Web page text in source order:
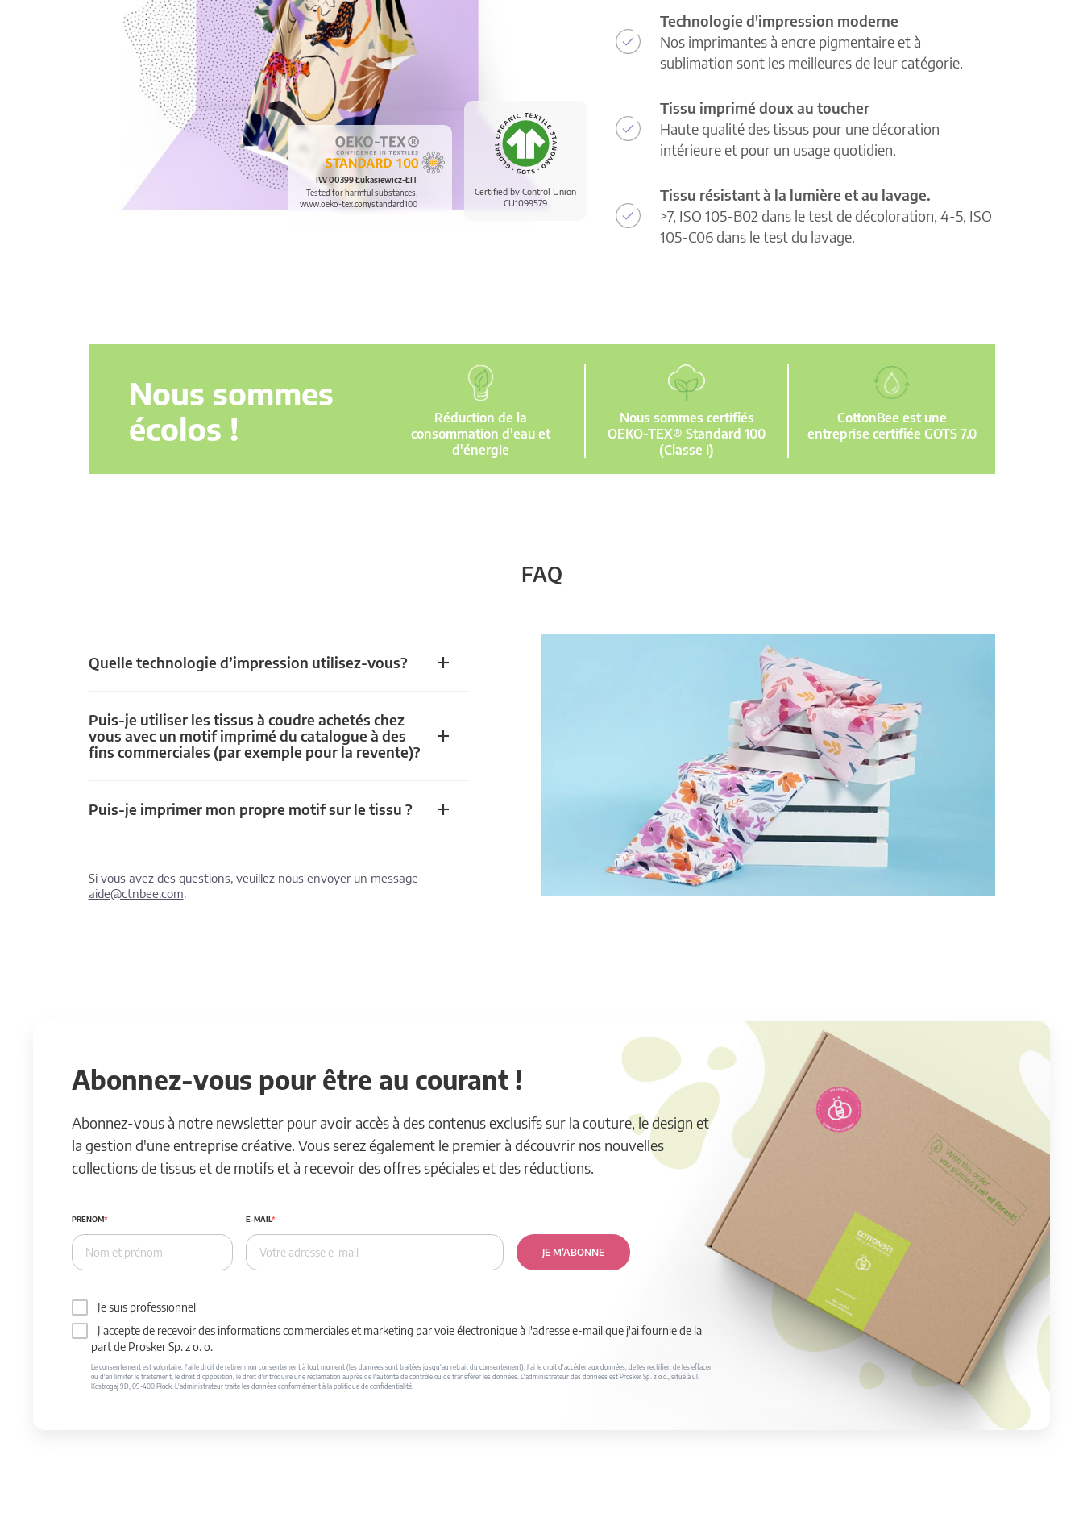
Certified by Control Union
CU1099579
IW 00399 Łukasiewicz-ŁIT
Tested for harmful substances.
www.oeko-tex.com/standard100
Technologie d'impression moderne
Nos imprimantes à encre pigmentaire et à
sublimation sont les meilleures de leur catégorie.
Tissu imprimé doux au toucher
Haute qualité des tissus pour une décoration
intérieure et pour un usage quotidien.
Tissu résistant à la lumière et au lavage.
>7, ISO 105-B02 dans le test de décoloration, 4-5, ISO
105-C06 dans le test du lavage.
Nous sommes
écolos !
Réduction de la
consommation d'eau et
d'énergie
Nous sommes certifiés
OEKO-TEX® Standard 100
(Classe I)
CottonBee est une
entreprise certifiée GOTS 7.0
FAQ
Quelle technologie d’impression utilisez-vous?
Puis-je utiliser les tissus à coudre achetés chez
vous avec un motif imprimé du catalogue à des
fins commerciales (par exemple pour la revente)?
Puis-je imprimer mon propre motif sur le tissu ?
Si vous avez des questions, veuillez nous envoyer un message
aide@ctnbee.com.
Abonnez-vous pour être au courant !
Abonnez-vous à notre newsletter pour avoir accès à des contenus exclusifs sur la couture, le design et
la gestion d'une entreprise créative. Vous serez également le premier à découvrir nos nouvelles
collections de tissus et de motifs et à recevoir des offres spéciales et des réductions.
PRÉNOM E-MAIL
JE M’ABONNE
Je suis professionnel
J'accepte de recevoir des informations commerciales et marketing par voie électronique à l'adresse e-mail que j'ai fournie de la
part de Prosker Sp. z o. o.
Le consentement est volontaire. J'ai le droit de retirer mon consentement à tout moment (les données sont traitées jusqu'au retrait du consentement). J'ai le droit d'accéder aux données, de les rectifier, de les effacer
ou d'en limiter le traitement, le droit d'opposition, le droit d'introduire une réclamation auprès de l'autorité de contrôle ou de transférer les données. L'administrateur des données est Prosker Sp. z o.o., situé à ul.
Kostrogaj 9D, 09-400 Płock. L'administrateur traite les données conformément à la politique de confidentialité.